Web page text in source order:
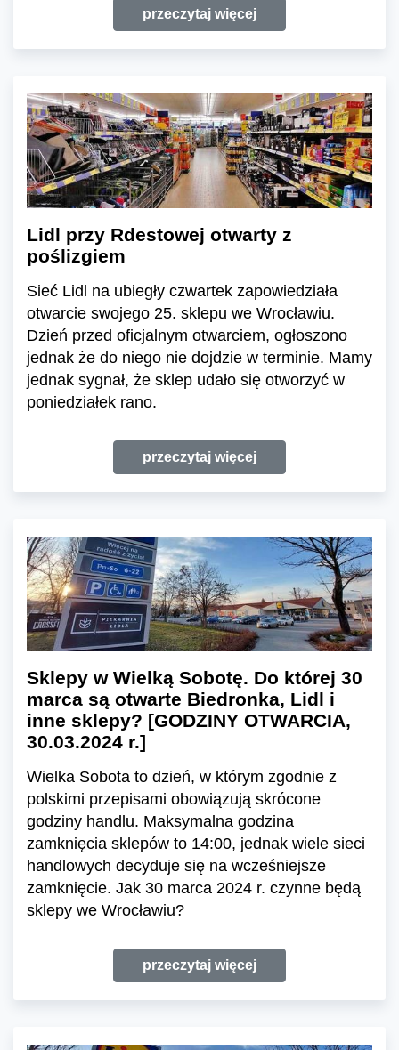
przeczytaj więcej
Lidl przy Rdestowej otwarty z
poślizgiem
Sieć Lidl na ubiegły czwartek zapowiedziała
otwarcie swojego 25. sklepu we Wrocławiu.
Dzień przed oficjalnym otwarciem, ogłoszono
jednak że do niego nie dojdzie w terminie. Mamy
jednak sygnał, że sklep udało się otworzyć w
poniedziałek rano.
przeczytaj więcej
Sklepy w Wielką Sobotę. Do której 30
marca są otwarte Biedronka, Lidl i
inne sklepy? [GODZINY OTWARCIA,
30.03.2024 r.]
Wielka Sobota to dzień, w którym zgodnie z
polskimi przepisami obowiązują skrócone
godziny handlu. Maksymalna godzina
zamknięcia sklepów to 14:00, jednak wiele sieci
handlowych decyduje się na wcześniejsze
zamknięcie. Jak 30 marca 2024 r. czynne będą
sklepy we Wrocławiu?
przeczytaj więcej